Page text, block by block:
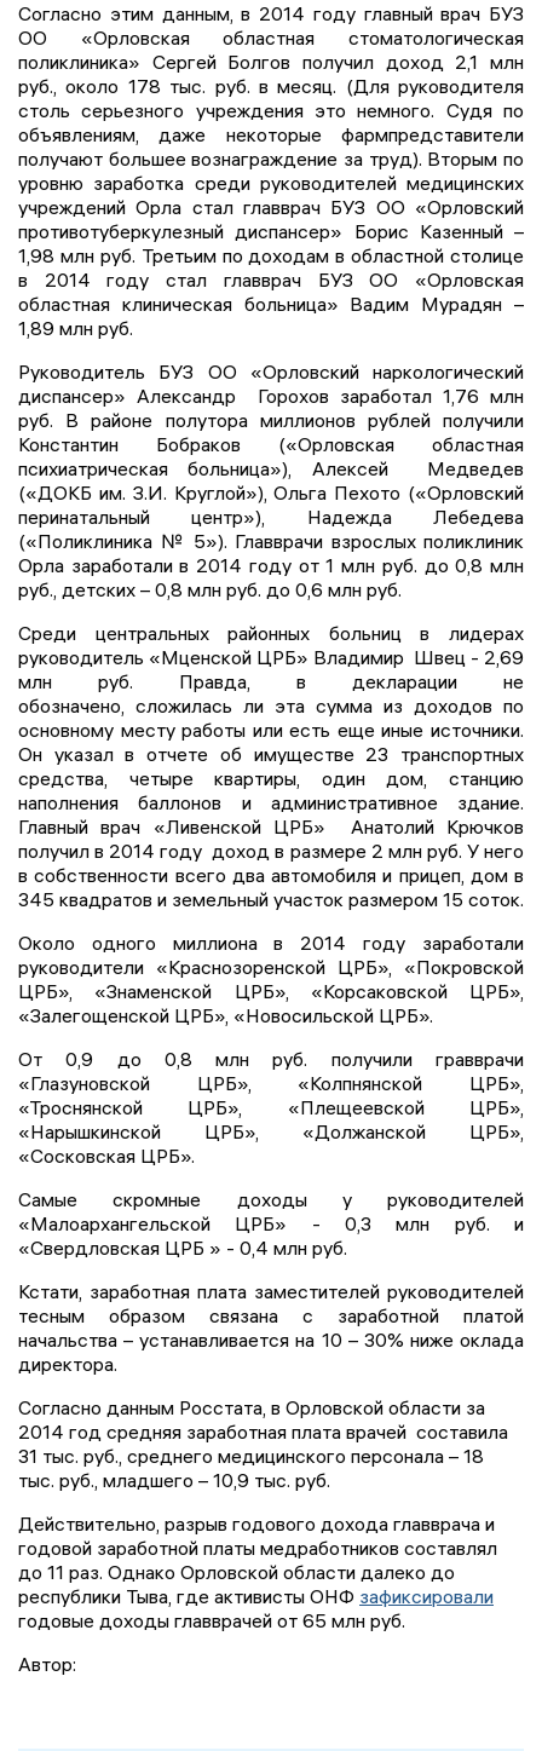
Согласно этим данным, в 2014 году главный врач БУЗ
ОО «Орловская областная стоматологическая
поликлиника» Сергей Болгов получил доход 2,1 млн
руб., около 178 тыс. руб. в месяц. (Для руководителя
столь серьезного учреждения это немного. Судя по
объявлениям, даже некоторые фармпредставители
получают большее вознаграждение за труд). Вторым по
уровню заработка среди руководителей медицинских
учреждений Орла стал главврач БУЗ ОО «Орловский
противотуберкулезный диспансер» Борис Казенный –
1,98 млн руб. Третьим по доходам в областной столице
в 2014 году стал главврач БУЗ ОО «Орловская
областная клиническая больница» Вадим Мурадян –
1,89 млн руб.
Руководитель БУЗ ОО «Орловский наркологический
диспансер» Александр Горохов заработал 1,76 млн
руб. В районе полутора миллионов рублей получили
Константин Бобраков («Орловская областная
психиатрическая больница»), Алексей Медведев
(«ДОКБ им. З.И. Круглой»), Ольга Пехото («Орловский
перинатальный центр»), Надежда Лебедева
(«Поликлиника № 5»). Главврачи взрослых поликлиник
Орла заработали в 2014 году от 1 млн руб. до 0,8 млн
руб., детских – 0,8 млн руб. до 0,6 млн руб.
Среди центральных районных больниц в лидерах
руководитель «Мценской ЦРБ» Владимир Швец - 2,69
млн руб. Правда, в декларации не
обозначено, сложилась ли эта сумма из доходов по
основному месту работы или есть еще иные источники.
Он указал в отчете об имуществе 23 транспортных
средства, четыре квартиры, один дом, станцию
наполнения баллонов и административное здание.
Главный врач «Ливенской ЦРБ» Анатолий Крючков
получил в 2014 году доход в размере 2 млн руб. У него
в собственности всего два автомобиля и прицеп, дом в
345 квадратов и земельный участок размером 15 соток.
Около одного миллиона в 2014 году заработали
руководители «Краснозоренской ЦРБ», «Покровской
ЦРБ», «Знаменской ЦРБ», «Корсаковской ЦРБ»,
«Залегощенской ЦРБ», «Новосильской ЦРБ».
От 0,9 до 0,8 млн руб. получили гравврачи
«Глазуновской ЦРБ», «Колпнянской ЦРБ»,
«Троснянской ЦРБ», «Плещеевской ЦРБ»,
«Нарышкинской ЦРБ», «Должанской ЦРБ»,
«Сосковская ЦРБ».
Самые скромные доходы у руководителей
«Малоархангельской ЦРБ» - 0,3 млн руб. и
«Свердловская ЦРБ » - 0,4 млн руб.
Кстати, заработная плата заместителей руководителей
тесным образом связана с заработной платой
начальства – устанавливается на 10 – 30% ниже оклада
директора.
Согласно данным Росстата, в Орловской области за
2014 год средняя заработная плата врачей составила
31 тыс. руб., среднего медицинского персонала – 18
тыс. руб., младшего – 10,9 тыс. руб.
Действительно, разрыв годового дохода главврача и
годовой заработной платы медработников составлял
до 11 раз. Однако Орловской области далеко до
республики Тыва, где активисты ОНФ зафиксировали
годовые доходы главврачей от 65 млн руб.
Автор: